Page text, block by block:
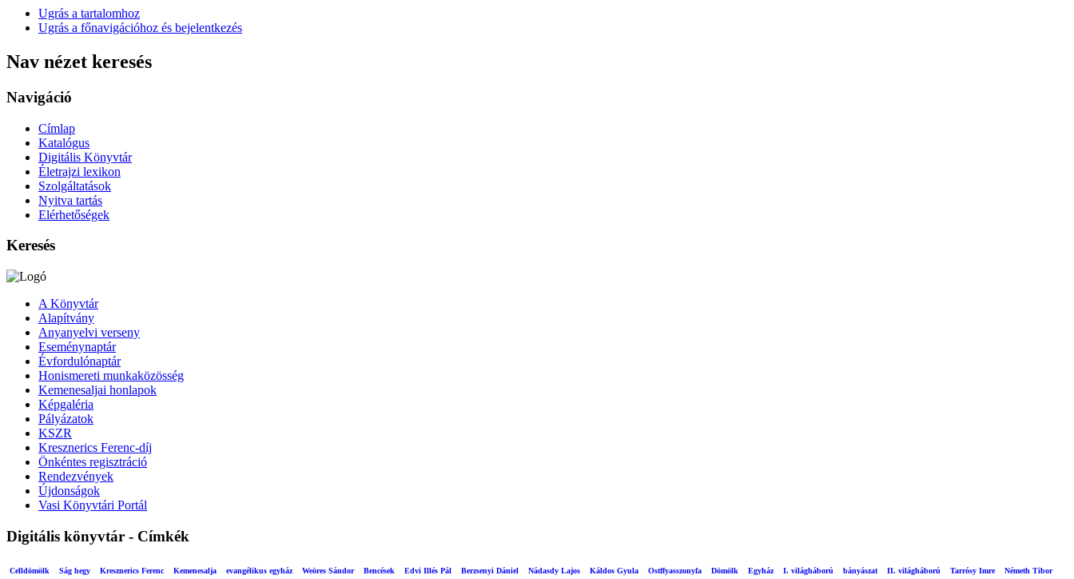
Ugrás a tartalomhoz
Ugrás a főnavigációhoz és bejelentkezés
Nav nézet keresés
Navigáció
Címlap
Katalógus
Digitális Könyvtár
Életrajzi lexikon
Szolgáltatások
Nyitva tartás
Elérhetőségek
Keresés
A Könyvtár
Alapítvány
Anyanyelvi verseny
Eseménynaptár
Évfordulónaptár
Honismereti munkaközösség
Kemenesaljai honlapok
Képgaléria
Pályázatok
KSZR
Kresznerics Ferenc-díj
Önkéntes regisztráció
Rendezvények
Újdonságok
Vasi Könyvtári Portál
Digitális könyvtár - Címkék
Celldömölk Ság hegy Kresznerics Ferenc Kemenesalja evangélikus egyház Weöres Sándor Bencések Edvi Illés Pál Berzsenyi Dániel Nádasdy Lajos Káldos Gyula Ostffyasszonyfa Dömölk Egyház I. világháború bányászat II. világháború Tarrósy Imre Németh Tibor